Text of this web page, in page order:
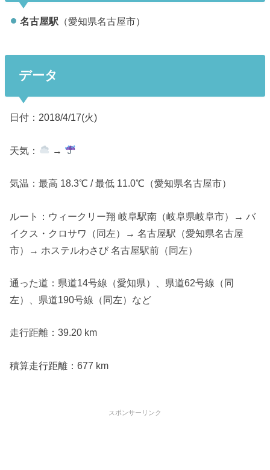
名古屋駅 （愛知県名古屋市）
データ
日付：2018/4/17(火)
天気： →
気温：最高 18.3℃ / 最低 11.0℃（愛知県名古屋市）
ルート：ウィークリー翔 岐阜駅南（岐阜県岐阜市）→ バ
イクス・クロサワ（同左）→ 名古屋駅（愛知県名古屋
市）→ ホステルわさび 名古屋駅前（同左）
通った道：県道14号線（愛知県）、県道62号線（同
左）、県道190号線（同左）など
走行距離：39.20 km
積算走行距離：677 km
スポンサーリンク